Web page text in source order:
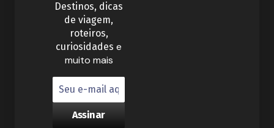
Destinos, dicas
de viagem,
roteiros,
curiosidades e
muito mais